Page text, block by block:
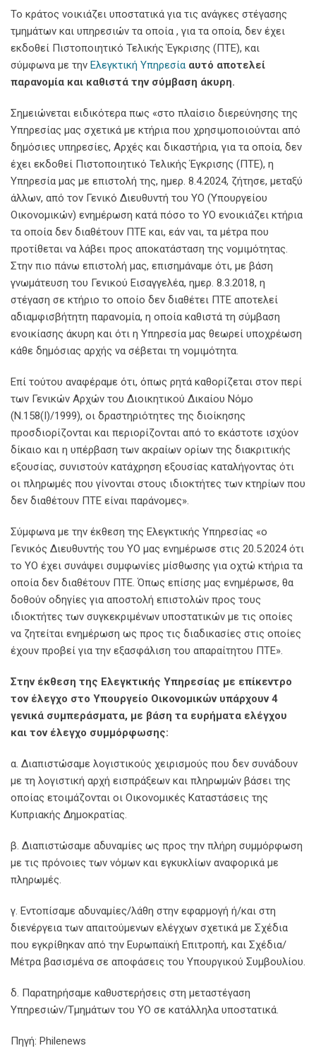
Το κράτος νοικιάζει υποστατικά για τις ανάγκες στέγασης
τμημάτων και υπηρεσιών τα οποία , για τα οποία, δεν έχει
εκδοθεί Πιστοποιητικό Τελικής Έγκρισης (ΠΤΕ), και
σύμφωνα με την Ελεγκτική Υπηρεσία αυτό αποτελεί
παρανομία και καθιστά την σύμβαση άκυρη.
Σημειώνεται ειδικότερα πως «στο πλαίσιο διερεύνησης της
Υπηρεσίας μας σχετικά με κτήρια που χρησιμοποιούνται από
δημόσιες υπηρεσίες, Αρχές και δικαστήρια, για τα οποία, δεν
έχει εκδοθεί Πιστοποιητικό Τελικής Έγκρισης (ΠΤΕ), η
Υπηρεσία μας με επιστολή της, ημερ. 8.4.2024, ζήτησε, μεταξύ
άλλων, από τον Γενικό Διευθυντή του ΥΟ (Υπουργείου
Οικονομικών) ενημέρωση κατά πόσο το ΥΟ ενοικιάζει κτήρια
τα οποία δεν διαθέτουν ΠΤΕ και, εάν ναι, τα μέτρα που
προτίθεται να λάβει προς αποκατάσταση της νομιμότητας.
Στην πιο πάνω επιστολή μας, επισημάναμε ότι, με βάση
γνωμάτευση του Γενικού Εισαγγελέα, ημερ. 8.3.2018, η
στέγαση σε κτήριο το οποίο δεν διαθέτει ΠΤΕ αποτελεί
αδιαμφισβήτητη παρανομία, η οποία καθιστά τη σύμβαση
ενοικίασης άκυρη και ότι η Υπηρεσία μας θεωρεί υποχρέωση
κάθε δημόσιας αρχής να σέβεται τη νομιμότητα.
Επί τούτου αναφέραμε ότι, όπως ρητά καθορίζεται στον περί
των Γενικών Αρχών του Διοικητικού Δικαίου Νόμο
(Ν.158(Ι)/1999), οι δραστηριότητες της διοίκησης
προσδιορίζονται και περιορίζονται από το εκάστοτε ισχύον
δίκαιο και η υπέρβαση των ακραίων ορίων της διακριτικής
εξουσίας, συνιστούν κατάχρηση εξουσίας καταλήγοντας ότι
οι πληρωμές που γίνονται στους ιδιοκτήτες των κτηρίων που
δεν διαθέτουν ΠΤΕ είναι παράνομες».
Σύμφωνα με την έκθεση της Ελεγκτικής Υπηρεσίας «ο
Γενικός Διευθυντής του ΥΟ μας ενημέρωσε στις 20.5.2024 ότι
το ΥΟ έχει συνάψει συμφωνίες μίσθωσης για οχτώ κτήρια τα
οποία δεν διαθέτουν ΠΤΕ. Όπως επίσης μας ενημέρωσε, θα
δοθούν οδηγίες για αποστολή επιστολών προς τους
ιδιοκτήτες των συγκεκριμένων υποστατικών με τις οποίες
να ζητείται ενημέρωση ως προς τις διαδικασίες στις οποίες
έχουν προβεί για την εξασφάλιση του απαραίτητου ΠΤΕ».
Στην έκθεση της Ελεγκτικής Υπηρεσίας με επίκεντρο
τον έλεγχο στο Υπουργείο Οικονομικών υπάρχουν 4
γενικά συμπεράσματα, με βάση τα ευρήματα ελέγχου
και τον έλεγχο συμμόρφωσης:
α. Διαπιστώσαμε λογιστικούς χειρισμούς που δεν συνάδουν
με τη λογιστική αρχή εισπράξεων και πληρωμών βάσει της
οποίας ετοιμάζονται οι Οικονομικές Καταστάσεις της
Κυπριακής Δημοκρατίας.
β. Διαπιστώσαμε αδυναμίες ως προς την πλήρη συμμόρφωση
με τις πρόνοιες των νόμων και εγκυκλίων αναφορικά με
πληρωμές.
γ. Εντοπίσαμε αδυναμίες/λάθη στην εφαρμογή ή/και στη
διενέργεια των απαιτούμενων ελέγχων σχετικά με Σχέδια
που εγκρίθηκαν από την Ευρωπαϊκή Επιτροπή, και Σχέδια/
Μέτρα βασισμένα σε αποφάσεις του Υπουργικού Συμβουλίου.
δ. Παρατηρήσαμε καθυστερήσεις στη μεταστέγαση
Υπηρεσιών/Τμημάτων του ΥΟ σε κατάλληλα υποστατικά.
Πηγή: Philenews